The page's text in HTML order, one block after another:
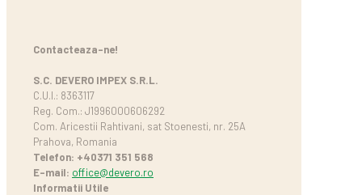
Contacteaza-ne!
S.C. DEVERO IMPEX S.R.L.
C.U.I.: 8363117
Reg. Com.: J1996000606292
Com. Aricestii Rahtivani, sat Stoenesti, nr. 25A
Prahova, Romania
Telefon: +40371 351 568
E-mail: office@devero.ro
Informatii Utile